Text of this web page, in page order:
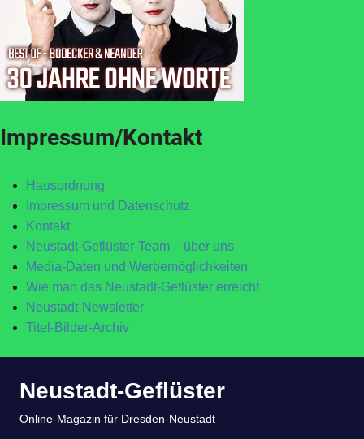
Impressum/Kontakt
Hausordnung
Impressum und Datenschutz
Kontakt
Neustadt-Geflüster-Team – über uns
Media-Daten und Werbemöglichkeiten
Wie man das Neustadt-Geflüster erreicht
Neustadt-Newsletter
Titel-Bilder-Archiv
InhaltNeustadt-Geflüster
Online-Magazin für Dresden-Neustadt